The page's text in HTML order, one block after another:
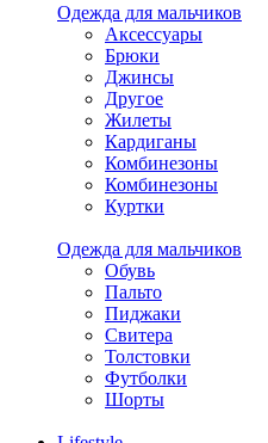
Одежда для мальчиков
Аксессуары
Брюки
Джинсы
Другое
Жилеты
Кардиганы
Комбинезоны
Комбинезоны
Куртки
Одежда для мальчиков
Обувь
Пальто
Пиджаки
Свитера
Толстовки
Футболки
Шорты